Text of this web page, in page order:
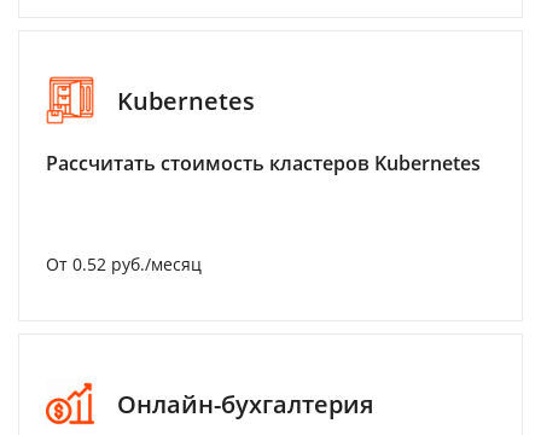
Kubernetes
Рассчитать стоимость кластеров Kubernetes
От 0.52 руб./месяц
Онлайн-бухгалтерия